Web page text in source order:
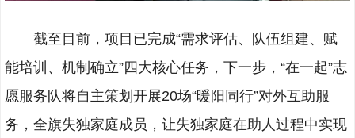
截至目前，项目已完成“需求评估、队伍组建、赋
能培训、机制确立”四大核心任务，下一步，“在一起”志
愿服务队将自主策划开展20场“暖阳同行”对外互助服
务，全旗失独家庭成员，让失独家庭在助人过程中实现